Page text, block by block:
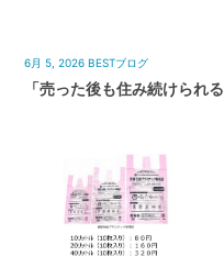
6月 5, 2026 BESTブログ
「売った後も住み続けられ